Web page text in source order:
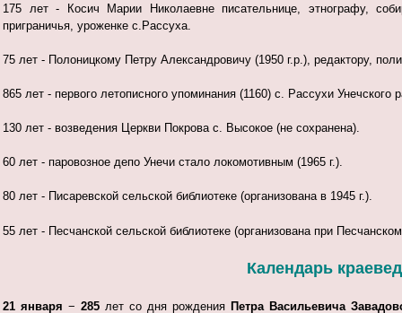
175 лет - Косич Марии Николаевне писательнице, этнографу,
приграничья, уроженке c.Paccyxa.
75 лет - Полоницкому Петру Александровичу (1950 г.р.), редактору,
865 лет - первого летописного упоминания (1160) с. Рассухи Унечского
130 лет - возведения Церкви Покрова с. Высокое (не сохранена).
60 лет - паровозное депо Унечи стало локомотивным (1965 г.).
80 лет - Писаревской сельской библиотеке (организована в 1945 г.).
55 лет - Песчанской сельской библиотеке (организована при
Календарь
21 января − 285 лет со дня рождения Петра Васильевича